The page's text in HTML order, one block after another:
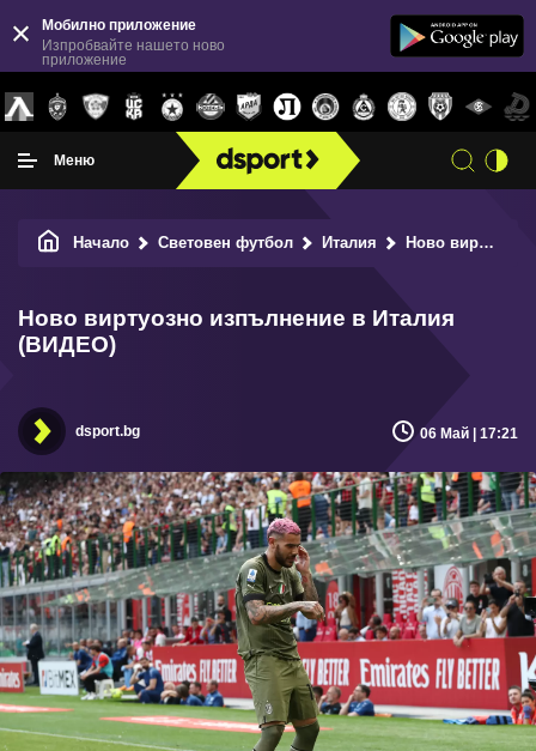
Мобилно приложение
Изпробвайте нашето ново
приложение
Меню
Начало Световен футбол Италия Ново виртуозно изпълнение в Италия (ВИДЕО)
Ново виртуозно изпълнение в Италия
(ВИДЕО)
dsport.bg 06 Май | 17:21